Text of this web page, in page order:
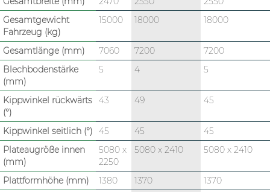
Gesamtgewicht
Fahrzeug (kg)
15000 18000 18000
Gesamtlänge (mm) 7060 7200
7200
Blechbodenstärke
(mm)
5 4 5
Kippwinkel rückwärts
(°)
43 49 45
Kippwinkel seitlich (°) 45 45
45
Plateaugröße innen
(mm)
5080 x
2250
5080 x 2410 5080 x 2410
Plattformhöhe (mm) 1380 1370
1370